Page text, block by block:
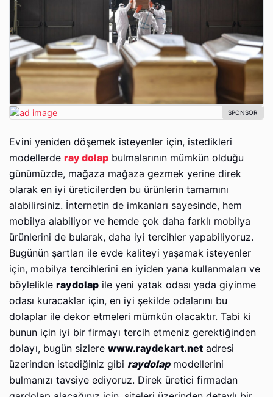
Evini yeniden döşemek isteyenler için, istedikleri
modellerde ray dolap bulmalarının mümkün olduğu
günümüzde, mağaza mağaza gezmek yerine direk
olarak en iyi üreticilerden bu ürünlerin tamamını
alabilirsiniz. İnternetin de imkanları sayesinde, hem
mobilya alabiliyor ve hemde çok daha farklı mobilya
ürünlerini de bularak, daha iyi tercihler yapabiliyoruz.
Bugünün şartları ile evde kaliteyi yaşamak isteyenler
için, mobilya tercihlerini en iyiden yana kullanmaları ve
böylelikle raydolap ile yeni yatak odası yada giyinme
odası kuracaklar için, en iyi şekilde odalarını bu
dolaplar ile dekor etmeleri mümkün olacaktır. Tabi ki
bunun için iyi bir firmayı tercih etmeniz gerektiğinden
dolayı, bugün sizlere www.raydekart.net adresi
üzerinden istediğiniz gibi raydolapmodellerini
bulmanızı tavsiye ediyoruz. Direk üretici firmadan